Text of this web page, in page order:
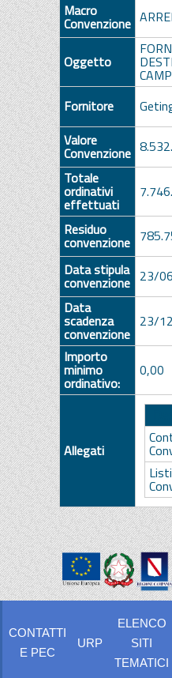
Macro
Convenzione
Oggetto
Fornitore
Valore
Convenzione
Totale
ordinativi
effettuati
Residuo
convenzione
Data stipula
convenzione 23/
Data
scadenza
convenzione
23/
Importo
minimo
ordinativo:
0,00
Allegati
CONTATTI
E PEC
URP
ELENCO
SITI
TEMATICI